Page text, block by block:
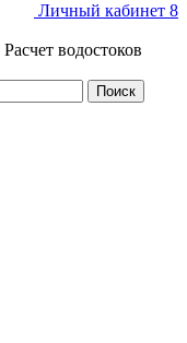
Личный кабинет 8
Расчет водостоков